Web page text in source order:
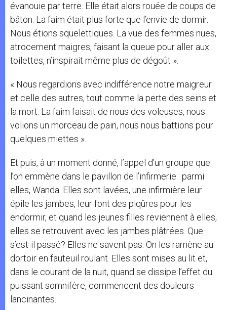
évanouie par terre. Elle était alors rouée de coups de
bâton. La faim était plus forte que l’envie de dormir.
Nous étions squelettiques. La vue des femmes nues,
atrocement maigres, faisant la queue pour aller aux
toilettes, n’inspirait même plus de dégoût ».
« Nous regardions avec indifférence notre maigreur
et celle des autres, tout comme la perte des seins et
la mort. La faim faisait de nous des voleuses, nous
volions un morceau de pain, nous nous battions pour
quelques miettes ».
Et puis, à un moment donné, l’appel d’un groupe que
l’on emmène dans le pavillon de l’infirmerie : parmi
elles, Wanda. Elles sont lavées, une infirmière leur
épile les jambes, leur font des piqûres pour les
endormir, et quand les jeunes filles reviennent à elles,
elles se retrouvent avec les jambes plâtrées. Que
s’est-il passé? Elles ne savent pas. On les ramène au
dortoir en fauteuil roulant. Elles sont mises au lit et,
dans le courant de la nuit, quand se dissipe l’effet du
puissant somnifère, commencent des douleurs
lancinantes.